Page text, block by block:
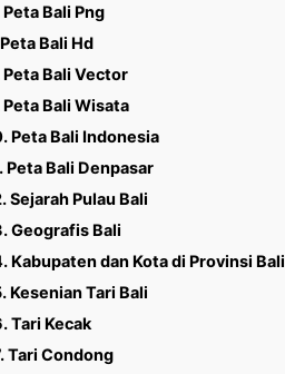
Peta Bali Png
Peta Bali Hd
Peta Bali Vector
Peta Bali Wisata
Peta Bali Indonesia
Peta Bali Denpasar
Sejarah Pulau Bali
Geografis Bali
Kabupaten dan Kota di Provinsi Bali
Kesenian Tari Bali
Tari Kecak
Tari Condong